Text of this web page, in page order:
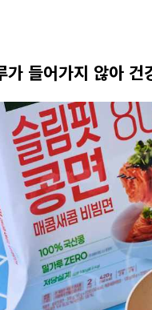
가 들어가지 않아